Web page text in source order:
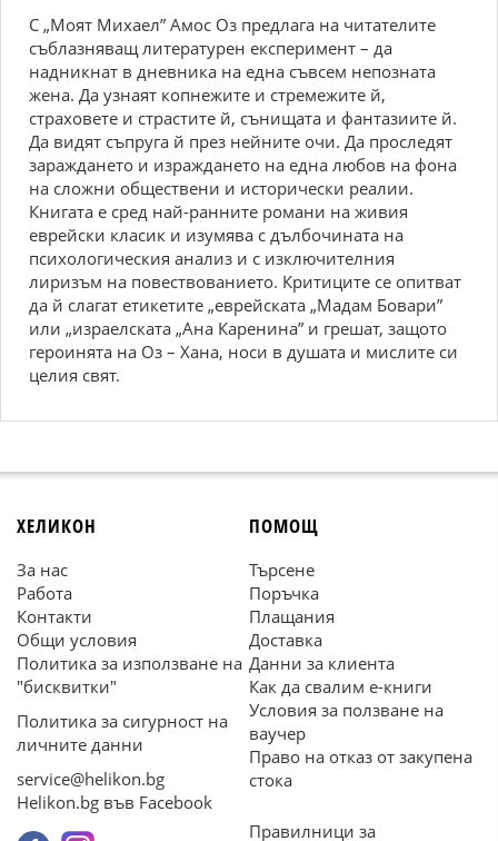
С „Моят Михаел” Амос Оз предлага на читателите
съблазняващ литературен експеримент – да
надникнат в дневника на една съвсем непозната
жена. Да узнаят копнежите и стремежите й,
страховете и страстите й, сънищата и фантазиите й.
Да видят съпруга й през нейните очи. Да проследят
зараждането и израждането на една любов на фона
на сложни обществени и исторически реалии.
Книгата е сред най-ранните романи на живия
еврейски класик и изумява с дълбочината на
психологическия анализ и с изключителния
лиризъм на повествованието. Критиците се опитват
да й слагат етикетите „еврейската „Мадам Бовари”
или „израелската „Ана Каренина” и грешат, защото
героинята на Оз – Хана, носи в душата и мислите си
целия свят.
ХЕЛИКОН
За нас
Работа
Контакти
Общи условия
Политика за използване на
"бисквитки"
Политика за сигурност на
личните данни
service@helikon.bg
Helikon.bg във Facebook
ПОМОЩ
Търсене
Поръчка
Плащания
Доставка
Данни за клиента
Как да свалим е-книги
Условия за ползване на
ваучер
Право на отказ от закупена
стока
Правилници за